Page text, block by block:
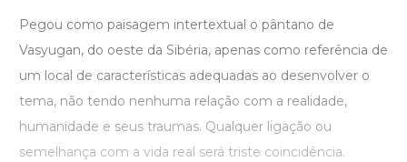
Pegou como paisagem intertextual o pântano de
Vasyugan, do oeste da Sibéria, apenas como referência de
um local de características adequadas ao desenvolver o
tema, não tendo nenhuma relação com a realidade,
humanidade e seus traumas. Qualquer ligação ou
semelhança com a vida real será triste coincidência.